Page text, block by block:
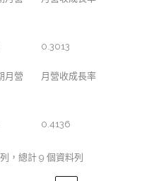
0.3013
月營
月營收成長率
0.4136
，總計 9 個資料列